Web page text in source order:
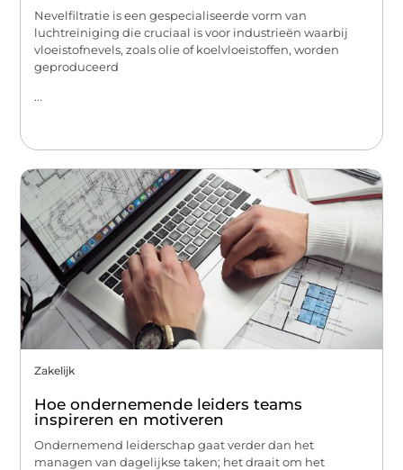
Nevelfiltratie is een gespecialiseerde vorm van
luchtreiniging die cruciaal is voor industrieën waarbij
vloeistofnevels, zoals olie of koelvloeistoffen, worden
geproduceerd
...
Zakelijk
Hoe ondernemende leiders teams
inspireren en motiveren
Ondernemend leiderschap gaat verder dan het
managen van dagelijkse taken; het draait om het